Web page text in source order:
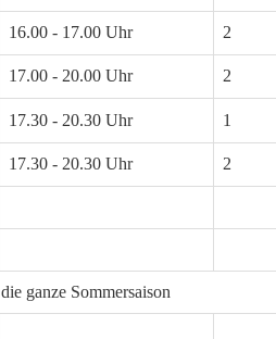
16.00 - 17.00 Uhr 2
17.00 - 20.00 Uhr 2
17.30 - 20.30 Uhr 1
17.30 - 20.30 Uhr 2
ganze Sommersaison